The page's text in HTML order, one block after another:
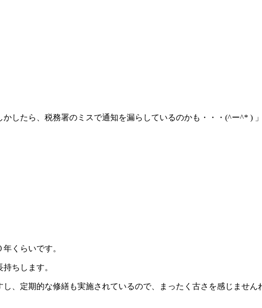
したら、税務署のミスで通知を漏らしているのかも・・・(^ー^* )
くらいです。
ちします。
、定期的な修繕も実施されているので、まったく古さを感じません